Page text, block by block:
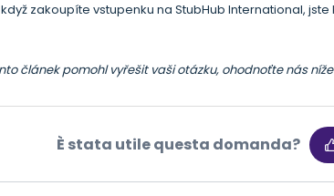
zakoupíte vstupenku na StubHub International, jste
článek pomohl vyřešit vaši otázku, ohodnoťte nás
È stata utile questa domanda?